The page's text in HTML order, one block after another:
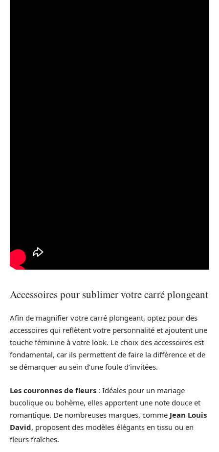
Accessoires pour sublimer votre carré plongeant
Afin de magnifier votre carré plongeant, optez pour des
accessoires qui reflètent votre personnalité et ajoutent une
touche féminine à votre look. Le choix des accessoires est
fondamental, car ils permettent de faire la différence et de
se démarquer au sein d’une foule d’invitées.
Les couronnes de fleurs : Idéales pour un mariage
bucolique ou bohème, elles apportent une note douce et
romantique. De nombreuses marques, comme Jean Louis
David, proposent des modèles élégants en tissu ou en
fleurs fraîches.